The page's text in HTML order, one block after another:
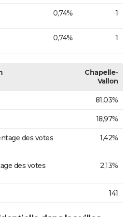
0,74% 1
0,74% 1
Chapelle-
Vallon
81,03%
18,97%
des votes
1,42%
des votes
2,13%
141